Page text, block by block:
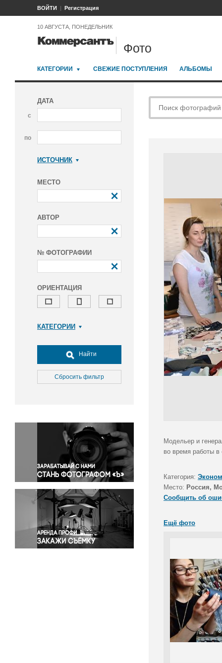
ВОЙТИ Регистрация
10 АВГУСТА, ПОНЕДЕЛЬНИК
Фото
КАТЕГОРИИ СВЕЖИЕ ПОСТУПЛЕНИЯ АЛЬБОМЫ
ДАТА
с
по
ИСТОЧНИК
МЕСТО
АВТОР
№ ФОТОГРАФИИ
ОРИЕНТАЦИЯ
КАТЕГОРИИ
Досуг, туризм и отдых
Культура
Медицина
Окружающая среда
Политика
Правосудие
Происшествия и конфликты
Религия
Светская жизнь
Спорт
Экология
Экономика и бизнес
Найти
Сбросить фильтр
Модельер и
во время работы
Категория:
Место: Россия,
Сообщить об
Ещё фото